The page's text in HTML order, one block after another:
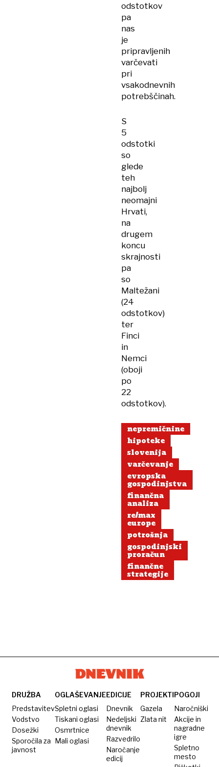
odstotkov
pa
nas
je
pripravljenih
varčevati
pri
vsakodnevnih
potrebščinah.
S
5
odstotki
so
glede
teh
najbolj
neomajni
Hrvati,
na
drugem
koncu
skrajnosti
pa
so
Maltežani
(24
odstotkov)
ter
Finci
in
Nemci
(oboji
po
22
odstotkov).
nepremičnine
hipoteke
slovenija
varčevanje
evropska
gospodinjstva
finančna
analiza
re/max
europe
potrošnja
gospodinjski
proračun
finančne
strategije
DRUŽBA
Predstavitev
Vodstvo
Dosežki
Sporočila za
javnost
OGLAŠEVANJE
Spletni oglasi
Tiskani oglasi
Osmrtnice
Mali oglasi
EDICIJE
Dnevnik
Nedeljski
dnevnik
Razvedrilo
Naročanje
edicij
PROJEKTI
Gazela
Zlata nit
POGOJI
Naročniški
Akcije in
nagradne
igre
Spletno
mesto